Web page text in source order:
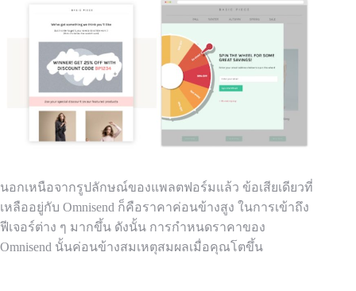
นอกเหนือจากรูปลักษณ์ของแพลตฟอร์มแล้ว ข้อเสียเดียวที่
เหลืออยู่กับ Omnisend ก็คือราคาค่อนข้างสูง ในการเข้าถึง
ฟีเจอร์ต่าง ๆ มากขึ้น ดังนั้น การกำหนดราคาของ
Omnisend นั้นค่อนข้างสมเหตุสมผลเมื่อคุณโตขึ้น